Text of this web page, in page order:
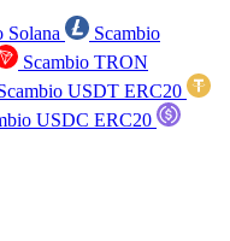
Solana
Scambio
Scambio TRON
USDT ERC20
USDC ERC20